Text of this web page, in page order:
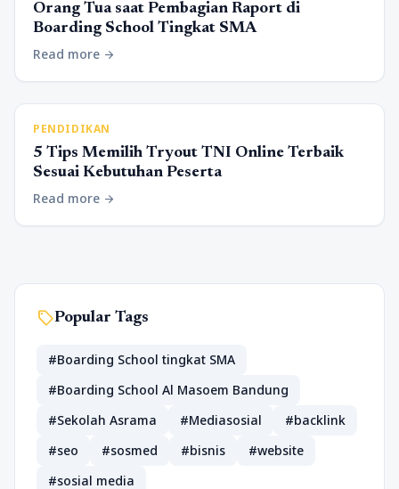
Orang Tua saat Pembagian Raport di
Boarding School Tingkat SMA
Read more arrow_forward
PENDIDIKAN
5 Tips Memilih Tryout TNI Online Terbaik
Sesuai Kebutuhan Peserta
Read more arrow_forward
sellPopular Tags
#Boarding School tingkat SMA
#Boarding School Al Masoem Bandung
#Sekolah Asrama
#Mediasosial
#backlink
#seo
#sosmed #bisnis
#website
#sosial media